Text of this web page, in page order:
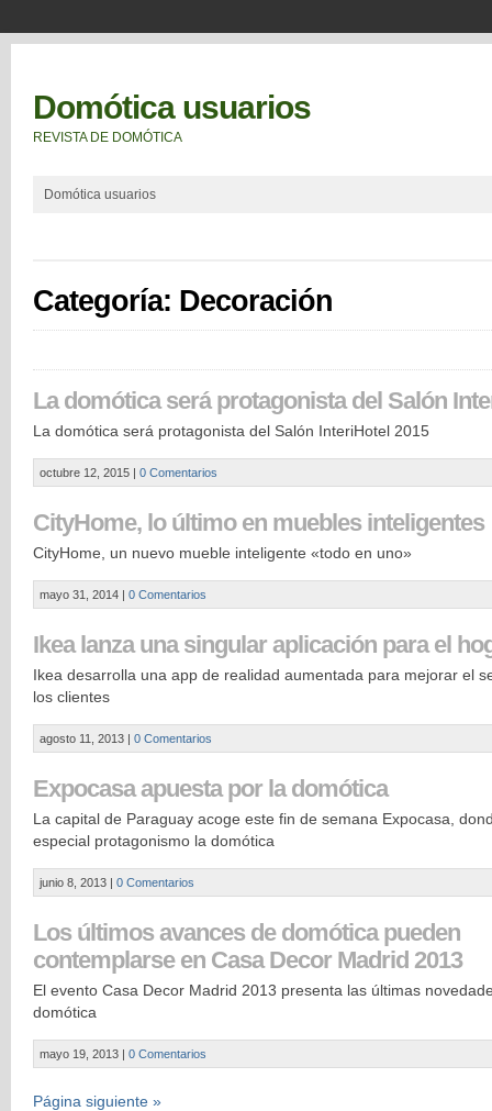
Domótica usuarios
REVISTA DE DOMÓTICA
Domótica usuarios
Categoría: Decoración
La domótica será protagonista del Salón
La domótica será protagonista del Salón InteriHotel 2015
octubre 12, 2015 | 0 Comentarios
CityHome, lo último en muebles inteligentes
CityHome, un nuevo mueble inteligente «todo en uno»
mayo 31, 2014 | 0 Comentarios
Ikea lanza una singular aplicación para el
Ikea desarrolla una app de realidad aumentada para mejorar el
los clientes
agosto 11, 2013 | 0 Comentarios
Expocasa apuesta por la domótica
La capital de Paraguay acoge este fin de semana Expocasa,
especial protagonismo la domótica
junio 8, 2013 | 0 Comentarios
Los últimos avances de domótica pueden
contemplarse en Casa Decor Madrid 2013
El evento Casa Decor Madrid 2013 presenta las últimas
domótica
mayo 19, 2013 | 0 Comentarios
Página siguiente »